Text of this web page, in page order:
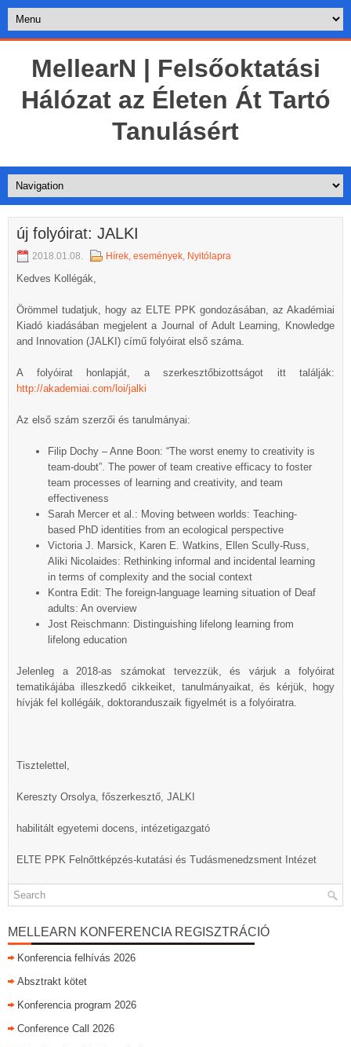
MellearN | Felsőoktatási
Hálózat az Életen Át Tartó
Tanulásért
új folyóirat: JALKI
2018.01.08. Hírek, események, Nyitólapra
Kedves Kollégák,
Örömmel tudatjuk, hogy az ELTE PPK gondozásában, az Akadémiai
Kiadó kiadásában megjelent a Journal of Adult Learning, Knowledge
and Innovation (JALKI) című folyóirat első száma.
A folyóirat honlapját, a szerkesztőbizottságot itt találják:
http://akademiai.com/loi/jalki
Az első szám szerzői és tanulmányai:
Filip Dochy – Anne Boon: “The worst enemy to creativity is
team-doubt”. The power of team creative efficacy to foster
team processes of learning and creativity, and team
effectiveness
Sarah Mercer et al.: Moving between worlds: Teaching-
based PhD identities from an ecological perspective
Victoria J. Marsick, Karen E. Watkins, Ellen Scully-Russ,
Aliki Nicolaides: Rethinking informal and incidental learning
in terms of complexity and the social context
Kontra Edit: The foreign-language learning situation of Deaf
adults: An overview
Jost Reischmann: Distinguishing lifelong learning from
lifelong education
Jelenleg a 2018-as számokat tervezzük, és várjuk a folyóirat
tematikájába illeszkedő cikkeiket, tanulmányaikat, és kérjük, hogy
hívják fel kollégáik, doktoranduszaik figyelmét is a folyóiratra.
Tisztelettel,
Kereszty Orsolya, főszerkesztő, JALKI
habilitált egyetemi docens, intézetigazgató
ELTE PPK Felnőttképzés-kutatási és Tudásmenedzsment Intézet
MELLEARN KONFERENCIA REGISZTRÁCIÓ
Konferencia felhívás 2026
Absztrakt kötet
Konferencia program 2026
Conference Call 2026